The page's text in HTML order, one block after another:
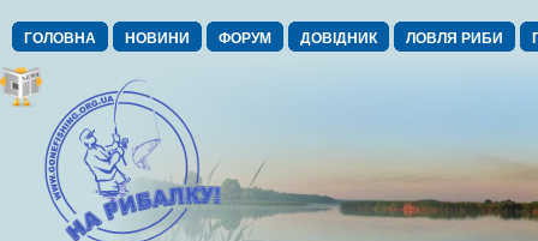
ГОЛОВНА НОВИНИ ФОРУМ ДОВІДНИК ЛОВЛЯ РИБИ